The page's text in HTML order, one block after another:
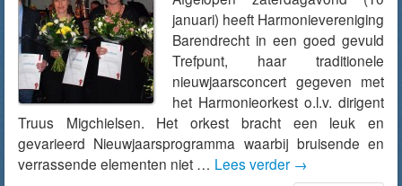
januari) heeft Harmonievereniging
Barendrecht in een goed gevuld
Trefpunt, haar traditionele
nieuwjaarsconcert gegeven met
het Harmonieorkest o.l.v. dirigent
Truus Migchielsen. Het orkest bracht een leuk en
gevarieerd Nieuwjaarsprogramma waarbij bruisende en
verrassende elementen niet … Lees verder →